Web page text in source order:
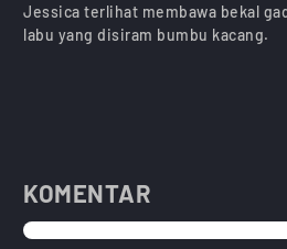
Jessica terlihat membawa bekal
labu yang disiram bumbu kacang.
KOMENTAR